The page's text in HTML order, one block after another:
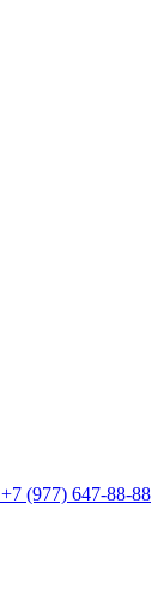
+7 (977) 647-88-88